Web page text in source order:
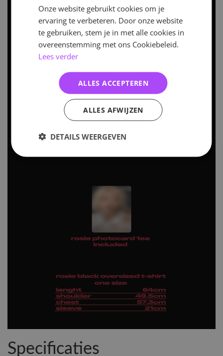
Specificaties
Onze website gebruikt cookies om je
ervaring te verbeteren. Door onze website
te gebruiken, stem je in met alle cookies in
overeenstemming met ons Cookiebeleid.
Lees verder
ALLES ACCEPTEREN
ALLES AFWIJZEN
DETAILS WEERGEVEN